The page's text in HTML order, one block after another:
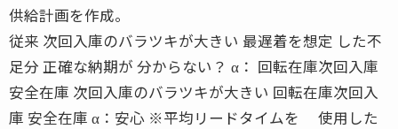
供給計画を作成。
従来 次回入庫のバラツキが大きい 最遅着を想定 した不
足分 正確な納期が 分からない？ α： 回転在庫次回入庫
安全在庫 次回入庫のバラツキが大きい 回転在庫次回入
庫 安全在庫 α：安心 ※平均リードタイムを 使用した